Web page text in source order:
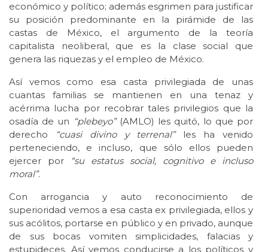
económico y político; además esgrimen para justificar
su posición predominante en la pirámide de las
castas de México, el argumento de la teoría
capitalista neoliberal, que es la clase social que
genera las riquezas y el empleo de México.
Así vemos como esa casta privilegiada de unas
cuantas familias se mantienen en una tenaz y
acérrima lucha por recobrar tales privilegios que la
osadía de un “plebeyo”(AMLO) les quitó, lo que por
derecho
“cuasi divino y terrenal”les ha venido
perteneciendo, e incluso, que sólo ellos pueden
ejercer por
“su estatus social, cognitivo e incluso
moral”.
Con arrogancia y auto reconocimiento de
superioridad vemos a esa casta ex privilegiada, ellos y
sus acólitos, portarse en público y en privado, aunque
de sus bocas vomiten simplicidades, falacias y
estupideces. Así vemos conducirse a los políticos y